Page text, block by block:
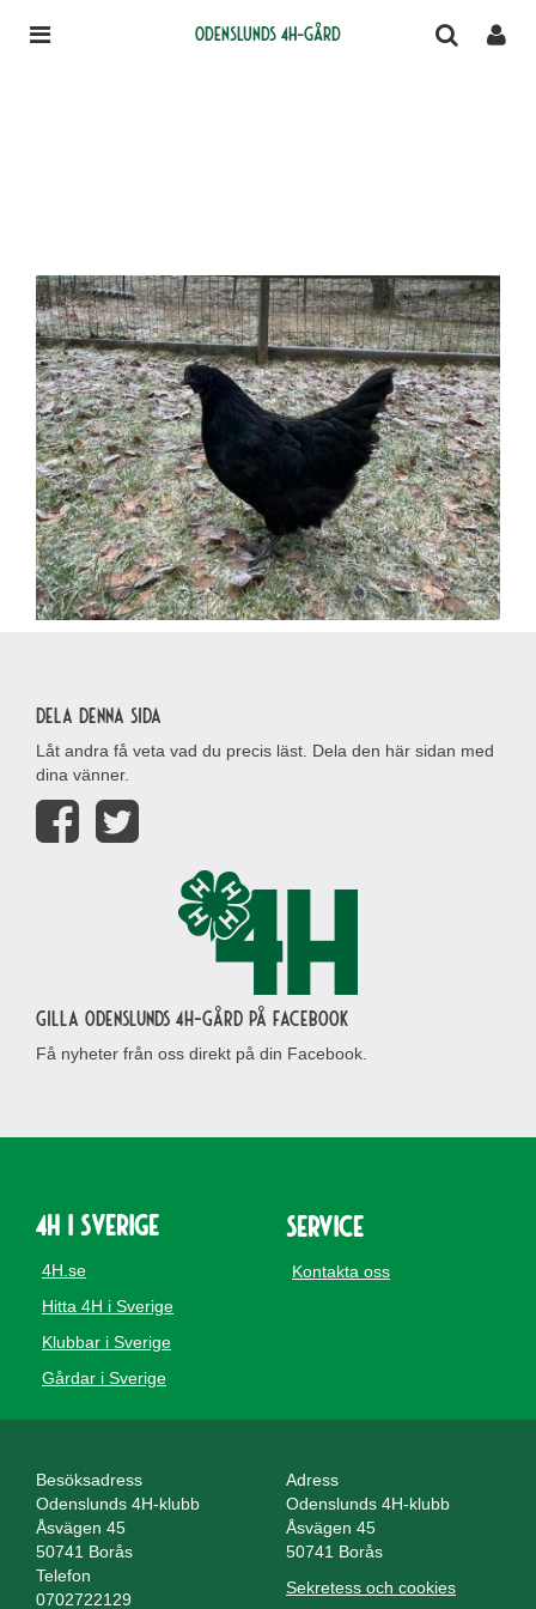
Odenslunds 4H-gård
Dela denna sida
Låt andra få veta vad du precis läst. Dela den här sidan med
dina vänner.
Gilla Odenslunds 4H-gård på Facebook
Få nyheter från oss direkt på din Facebook.
4H i Sverige
4H.se
Hitta 4H i Sverige
Klubbar i Sverige
Gårdar i Sverige
Service
Kontakta oss
Besöksadress
Odenslunds 4H-klubb
Åsvägen 45
50741 Borås
Adress
Odenslunds 4H-klubb
Åsvägen 45
50741 Borås
Telefon
0702722129
Sekretess och cookies